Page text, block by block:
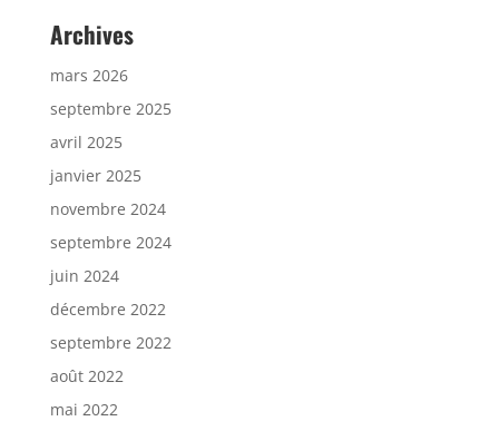
Archives
mars 2026
septembre 2025
avril 2025
janvier 2025
novembre 2024
septembre 2024
juin 2024
décembre 2022
septembre 2022
août 2022
mai 2022